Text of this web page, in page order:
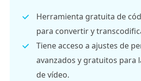
Herramienta gratuita de
para convertir y
Tiene acceso a ajustes de
avanzados y gratuitos para
de vídeo.